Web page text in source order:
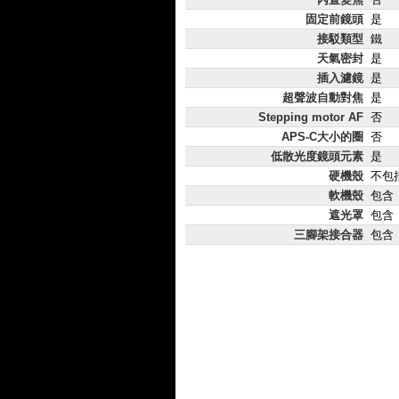
固定前鏡頭 是
接駁類型 鐵
天氣密封 是
插入濾鏡 是
超聲波自動對焦 是
Stepping motor AF 否
APS-C大小的圈
否
低散光度鏡頭元素 是
硬機殼 不包
軟機殼 包含
遮光罩 包含
三腳架接合器 包含